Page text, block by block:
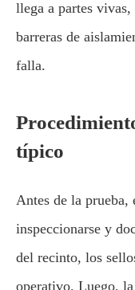
llega a partes
barreras de
falla.
típico
Antes de la prueba,
inspeccionarse y
del recinto, los
operativo. Luego,